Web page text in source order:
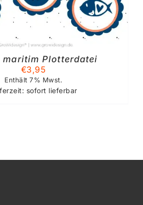
maritim Plotterdatei
€3,95
Enthält 7% Mwst.
sofort lieferbar